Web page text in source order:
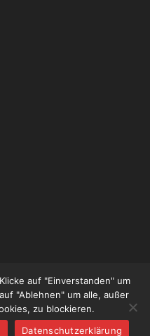
byWordPress
auf "Einverstanden" um
"Ablehnen" um alle, außer
zu blockieren.
Datenschutzerklärung